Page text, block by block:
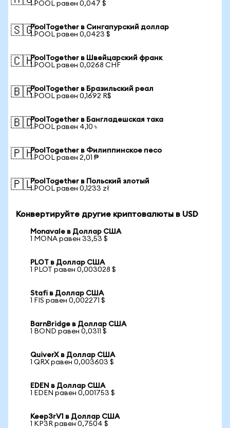
1 POOL равен 0,047 $
🇸🇬PoolTogether в Сингапурский доллар
1 POOL равен 0,0423 $
🇨🇭PoolTogether в Швейцарский франк
1 POOL равен 0,0268 CHF
🇧🇷PoolTogether в Бразильский реал
1 POOL равен 0,1692 R$
🇧🇩PoolTogether в Бангладешская така
1 POOL равен 4,10 ৳
🇵🇭PoolTogether в Филиппинское песо
1 POOL равен 2,01 ₱
🇵🇱PoolTogether в Польский злотый
1 POOL равен 0,1233 zł
Конвертируйте другие криптовалюты в USD
Monavale в Доллар США
1 MONA равен 33,53 $
PLOT в Доллар США
1 PLOT равен 0,003028 $
Stafi в Доллар США
1 FIS равен 0,002271 $
BarnBridge в Доллар США
1 BOND равен 0,0311 $
QuiverX в Доллар США
1 QRX равен 0,003603 $
EDEN в Доллар США
1 EDEN равен 0,001753 $
Keep3rV1 в Доллар США
1 KP3R равен 0,7504 $